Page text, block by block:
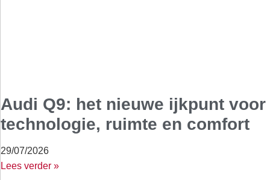
Audi Q9: het nieuwe ijkpunt voor
technologie, ruimte en comfort
29/07/2026
Lees verder »